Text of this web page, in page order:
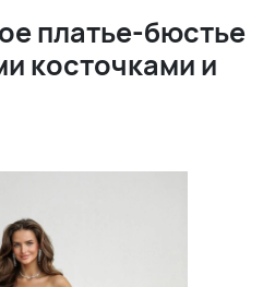
платье-бюстье
косточками и